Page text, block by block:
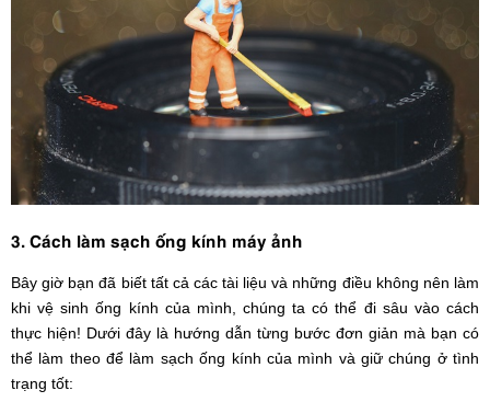
3. Cách làm sạch ống kính máy ảnh
Bây giờ bạn đã biết tất cả các tài liệu và những điều không nên làm
khi vệ sinh ống kính của mình, chúng ta có thể đi sâu vào cách
thực hiện! Dưới đây là hướng dẫn từng bước đơn giản mà bạn có
thể làm theo để làm sạch ống kính của mình và giữ chúng ở tình
trạng tốt: